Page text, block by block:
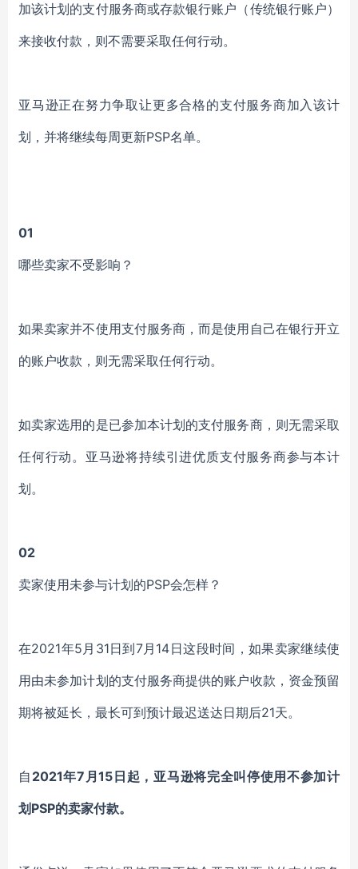
加该计划的支付服务商或存款银行账户（传统银行账户）
来接收付款，则不需要采取任何行动。
亚马逊正在努力争取让更多合格的支付服务商加入该计
划，并将继续每周更新PSP名单。
01
哪些卖家不受影响？
如果卖家并不使用支付服务商，而是使用自己在银行开立
的账户收款，则无需采取任何行动。
如卖家选用的是已参加本计划的支付服务商，则无需采取
任何行动。亚马逊将持续引进优质支付服务商参与本计
划。
02
卖家使用未参与计划的PSP会怎样？
在2021年5月31日到7月14日这段时间，如果卖家继续使
用由未参加计划的支付服务商提供的账户收款，资金预留
期将被延长，最长可到预计最迟送达日期后21天。
自 2021年7月15日起，亚马逊将完全叫停使用不参加计
划PSP的卖家付款。